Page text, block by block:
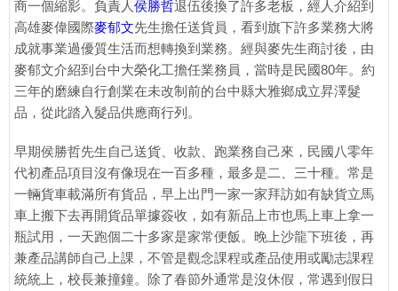
商一個縮影。負責人侯勝哲退伍後換了許多老板，經人介紹到
高雄麥偉國際麥郁文先生擔任送貨員，看到旗下許多業務大將
成就事業過優質生活而想轉換到業務。經與麥先生商討後，由
麥郁文介紹到台中大榮化工擔任業務員，當時是民國80年。約
三年的磨練自行創業在未改制前的台中縣大雅鄉成立昇澤髮
品，從此踏入髮品供應商行列。
早期侯勝哲先生自己送貨、收款、跑業務自己來，民國八零年
代初產品項目沒有像現在一百多種，最多是二、三十種。常是
一輛貨車載滿所有貨品，早上出門一家一家拜訪如有缺貨立馬
車上搬下去再開貨品單據簽收，如有新品上市也馬上車上拿一
瓶試用，一天跑個二十多家是家常便飯。晚上沙龍下班後，再
兼產品講師自己上課，不管是觀念課程或產品使用或勵志課程
統統上，校長兼撞鐘。除了春節外通常是沒休假，常遇到假日